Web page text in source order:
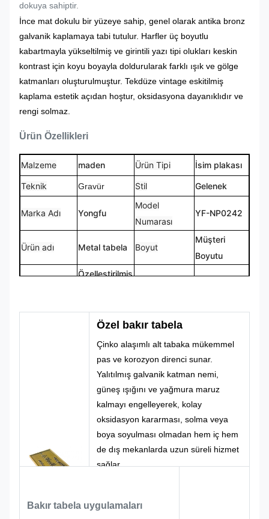
dokuya sahiptir.
İnce mat dokulu bir yüzeye sahip, genel olarak antika bronz
galvanik kaplamaya tabi tutulur. Harfler üç boyutlu
kabartmayla yükseltilmiş ve girintili yazı tipi olukları keskin
kontrast için koyu boyayla doldurularak farklı ışık ve gölge
katmanları oluşturulmuştur. Tekdüze vintage eskitilmiş
kaplama estetik açıdan hoştur, oksidasyona dayanıklıdır ve
rengi solmaz.
Ürün Özellikleri
Malzeme maden Ürün Tipi İsim plakası
Teknik Gravür Stil Gelenek
Marka Adı Yongfu
Model
Numarası
YF-NP0242
Ürün adı Metal tabela Boyut
Müşteri
Boyutu
Özelleştirilmiş
Pantone, RAL Tasarım
%100 Özel
Özel bakır tabela
Çinko alaşımlı alt tabaka mükemmel
pas ve korozyon direnci sunar.
Yalıtılmış galvanik katman nemi,
güneş ışığını ve yağmura maruz
kalmayı engelleyerek, kolay
oksidasyon kararması, solma veya
boya soyulması olmadan hem iç hem
de dış mekanlarda uzun süreli hizmet
sağlar.
özel boyutlar, uzunluk-genişlik
Bakır tabela uygulamaları